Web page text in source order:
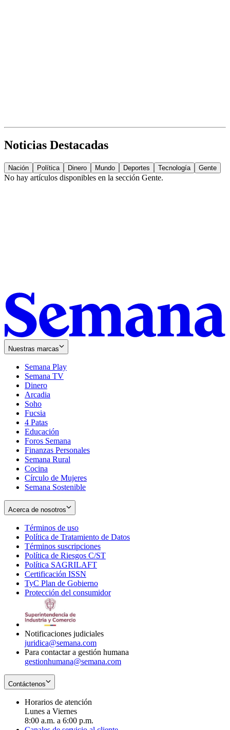
Noticias Destacadas
Nación Política Dinero Mundo Deportes Tecnología Gente
No hay artículos disponibles en la sección Gente.
Nuestras marcas
Semana Play
Semana TV
Dinero
Arcadia
Soho
in
new
window
Fucsia
in
new
window
4 Patas
Educación
Foros Semana
Finanzas Personales
Semana Rural
Cocina
Círculo de Mujeres
Semana Sostenible
Acerca de nosotros
Términos de uso
in
new
window
Política de Tratamiento de Datos
Términos suscripciones
in
Política de Riesgos C/ST
Política SAGRILAFT
new
window
Certificación ISSN
in
new
TyC Plan de Gobierno
in
Protección del consumidorOpens
Notificaciones judiciales
juridica@semana.com
Para contactar a gestión humana
gestionhumana@semana.com
Contáctenos
Horarios de atención
Lunes a Viernes
8:00 a.m. a 6:00 p.m.